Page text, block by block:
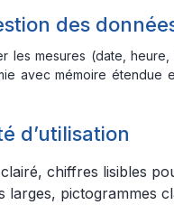
des
les mesures (date,
avec mémoire étendue
d’utilisation
chiffres lisibles
larges, pictogrammes